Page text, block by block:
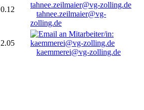
0.12
tahnee.zeilmaier@vg-
zolling.de
2.05
kaemmerei@vg-zolling.de